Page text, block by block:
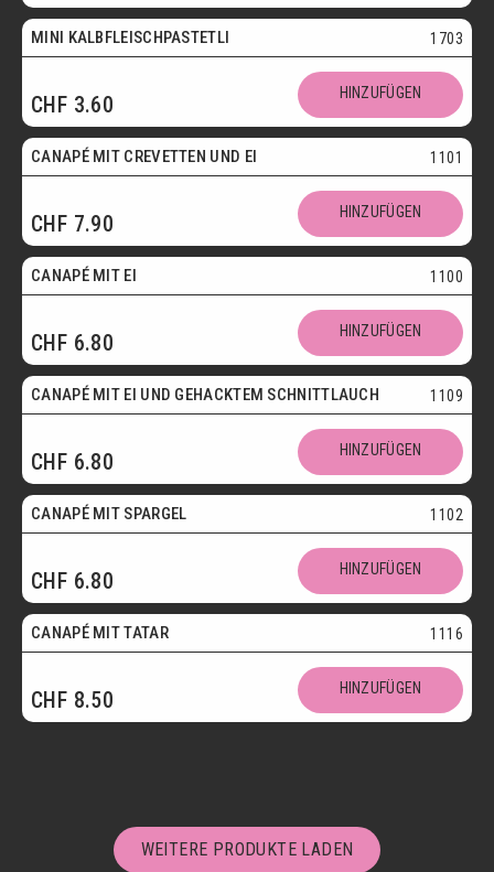
Mini
MINI KALBFLEISCHPASTETLI 1703
CHF 3.60 HINZUFÜGEN
CANAPÉ MIT CREVETTEN UND EI 1101
CHF 7.90 HINZUFÜGEN
Vegetarisch
CANAPÉ MIT EI 1100
CHF 6.80 HINZUFÜGEN
Vegetarisch
CANAPÉ MIT EI UND GEHACKTEM SCHNITTLAUCH 1109
CHF 6.80 HINZUFÜGEN
CANAPÉ MIT SPARGEL 1102
CHF 6.80 HINZUFÜGEN
CANAPÉ MIT TATAR 1116
CHF 8.50 HINZUFÜGEN
WEITERE PRODUKTE LADEN